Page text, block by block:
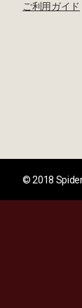
ご利用ガイド
© 2018